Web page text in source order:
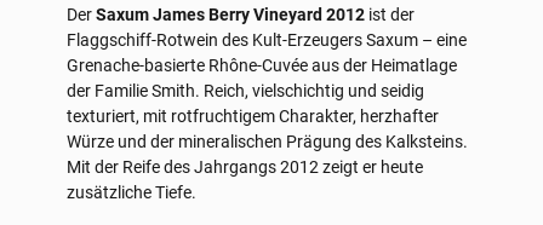
DerSaxum James Berry Vineyard 2012 ist der
Flaggschiff-Rotwein des Kult-Erzeugers Saxum – eine
Grenache-basierte Rhône-Cuvée aus der Heimatlage
der Familie Smith. Reich, vielschichtig und seidig
texturiert, mit rotfruchtigem Charakter, herzhafter
Würze und der mineralischen Prägung des Kalksteins.
Mit der Reife des Jahrgangs 2012 zeigt er heute
zusätzliche Tiefe.